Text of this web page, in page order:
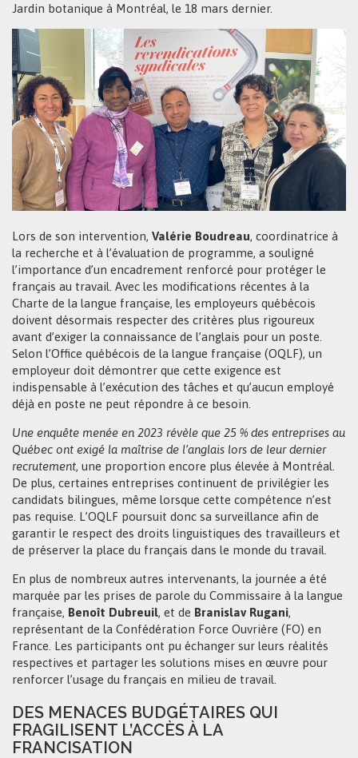
Jardin botanique à Montréal, le 18 mars dernier.
Lors de son intervention, Valérie Boudreau, coordinatrice à
la recherche et à l’évaluation de programme, a souligné
l’importance d’un encadrement renforcé pour protéger le
français au travail. Avec les modifications récentes à la
Charte de la langue française, les employeurs québécois
doivent désormais respecter des critères plus rigoureux
avant d’exiger la connaissance de l’anglais pour un poste.
Selon l’Office québécois de la langue française (OQLF), un
employeur doit démontrer que cette exigence est
indispensable à l’exécution des tâches et qu’aucun employé
déjà en poste ne peut répondre à ce besoin.
Une enquête menée en 2023 révèle que 25 % des entreprises au
Québec ont exigé la maîtrise de l’anglais lors de leur dernier
recrutement, une proportion encore plus élevée à Montréal.
De plus, certaines entreprises continuent de privilégier les
candidats bilingues, même lorsque cette compétence n’est
pas requise. L’OQLF poursuit donc sa surveillance afin de
garantir le respect des droits linguistiques des travailleurs et
de préserver la place du français dans le monde du travail.
En plus de nombreux autres intervenants, la journée a été
marquée par les prises de parole du Commissaire à la langue
française, Benoît Dubreuil, et de Branislav Rugani,
représentant de la Confédération Force Ouvrière (FO) en
France. Les participants ont pu échanger sur leurs réalités
respectives et partager les solutions mises en œuvre pour
renforcer l’usage du français en milieu de travail.
DES MENACES BUDGÉTAIRES QUI
FRAGILISENT L’ACCÈS À LA
FRANCISATION